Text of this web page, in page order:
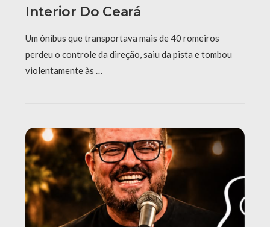
Interior Do Ceará
Um ônibus que transportava mais de 40 romeiros
perdeu o controle da direção, saiu da pista e tombou
violentamente às …